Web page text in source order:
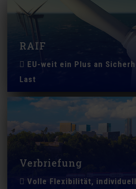
RAIF
EU-weit ein Plus an
Last
Verbriefung
Volle Flexibilität,